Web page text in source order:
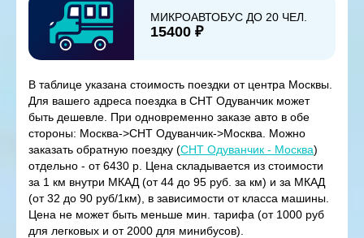
МИКРОАВТОБУС ДО 20 ЧЕЛ.
15400 ₽
В таблице указана стоимость поездки от центра Москвы.
Для вашего адреса поездка в СНТ Одуванчик может
быть дешевле. При одновременно заказе авто в обе
стороны: Москва->СНТ Одуванчик->Москва. Можно
заказать обратную поездку (СНТ Одуванчик - Москва)
отдельно - от 6430 р. Цена складывается из стоимости
за 1 км внутри МКАД (от 44 до 95 руб. за км) и за МКАД
(от 32 до 90 руб/1км), в зависимости от класса машины.
Цена не может быть меньше мин. тарифа (от 1000 руб
для легковых и от 2000 для минибусов).